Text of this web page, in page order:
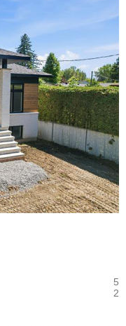
5
2